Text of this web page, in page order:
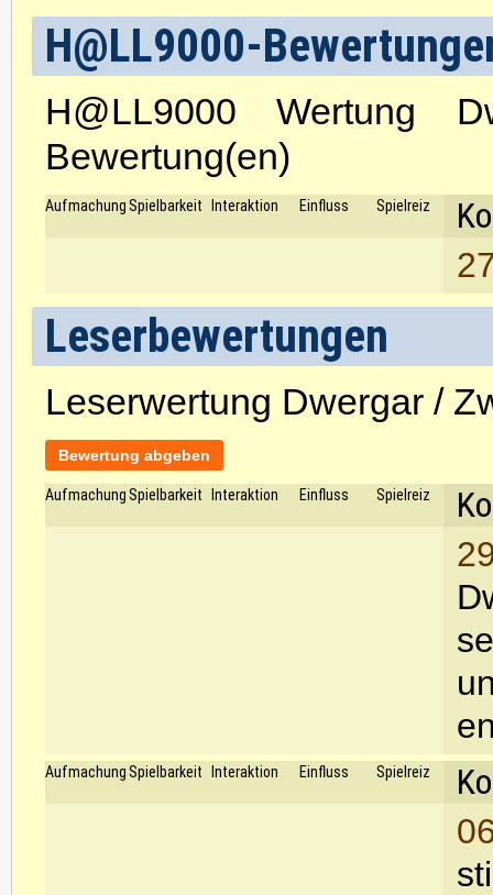
H@LL9000-
H@LL9000 Wertung
Bewertung(en)
Aufmachung Spielbarkeit Interaktion Einfluss Spielreiz
Leserbewertungen
Leserwertung Dwergar /
Bewertung abgeben
Aufmachung Spielbarkeit Interaktion Einfluss Spielreiz
Aufmachung Spielbarkeit Interaktion Einfluss Spielreiz